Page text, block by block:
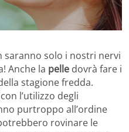
saranno solo i nostri nervi
Anche la pelle dovrà fare i
stagione fredda.
l’utilizzo degli
purtroppo all’ordine
rovinare le